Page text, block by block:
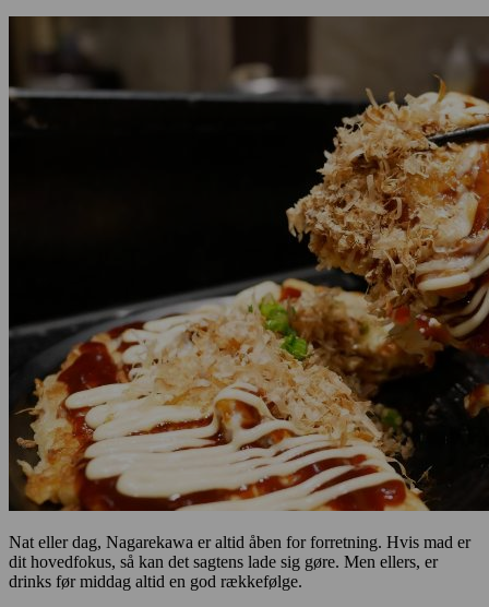
Nat eller dag, Nagarekawa er altid åben for forretning. Hvis mad er
dit hovedfokus, så kan det sagtens lade sig gøre. Men ellers, er
drinks før middag altid en god rækkefølge.